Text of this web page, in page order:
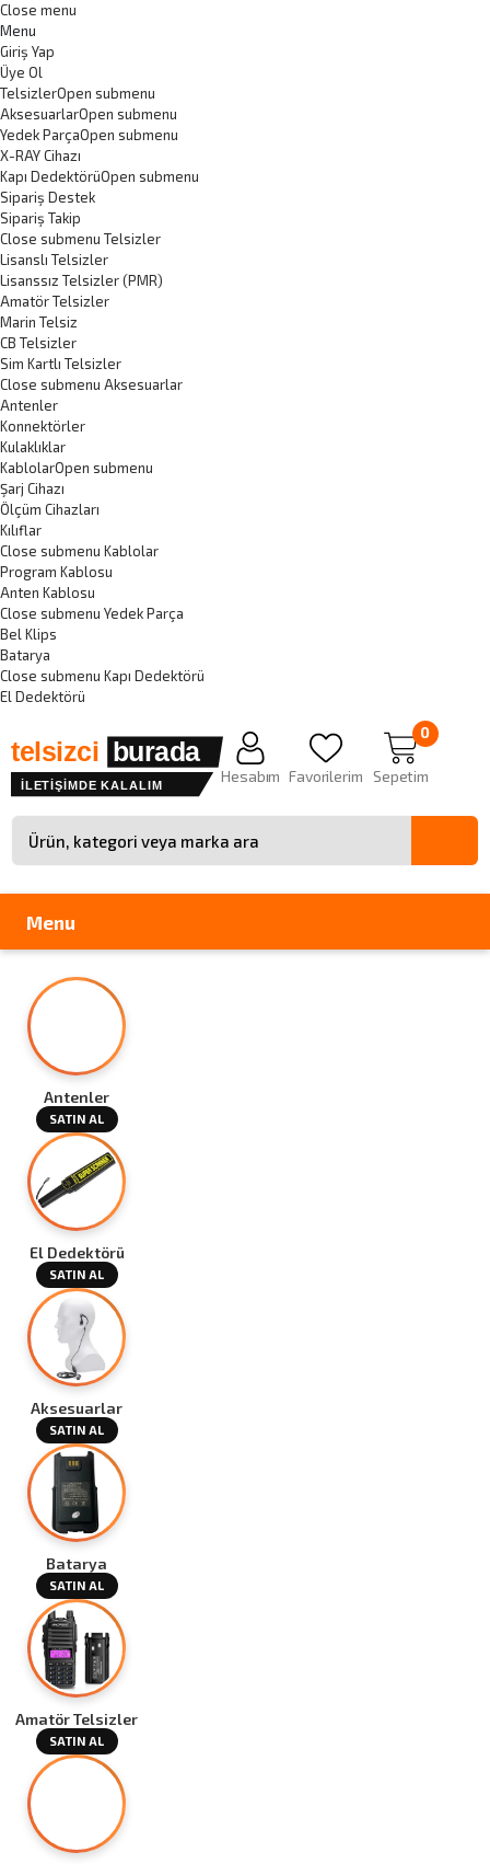
Close menu
Menu
Giriş Yap
Üye Ol
TelsizlerOpen submenu
AksesuarlarOpen submenu
Yedek ParçaOpen submenu
X-RAY Cihazı
Kapı DedektörüOpen submenu
Sipariş Destek
Sipariş Takip
Close submenu Telsizler
Lisanslı Telsizler
Lisanssız Telsizler (PMR)
Amatör Telsizler
Marin Telsiz
CB Telsizler
Sim Kartlı Telsizler
Close submenu Aksesuarlar
Antenler
Konnektörler
Kulaklıklar
KablolarOpen submenu
Şarj Cihazı
Ölçüm Cihazları
Kılıflar
Close submenu Kablolar
Program Kablosu
Anten Kablosu
Close submenu Yedek Parça
Bel Klips
Batarya
Close submenu Kapı Dedektörü
El Dedektörü
telsizci burada
İLETİŞİMDE KALALIM
Site içinde arama
Hesabım Favorilerim
0
Sepetim
Menu
Antenler
SATIN AL
El Dedektörü
SATIN AL
Aksesuarlar
SATIN AL
Batarya
SATIN AL
Amatör Telsizler
SATIN AL